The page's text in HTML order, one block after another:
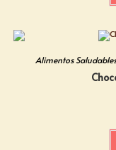
Alimentos Saludables